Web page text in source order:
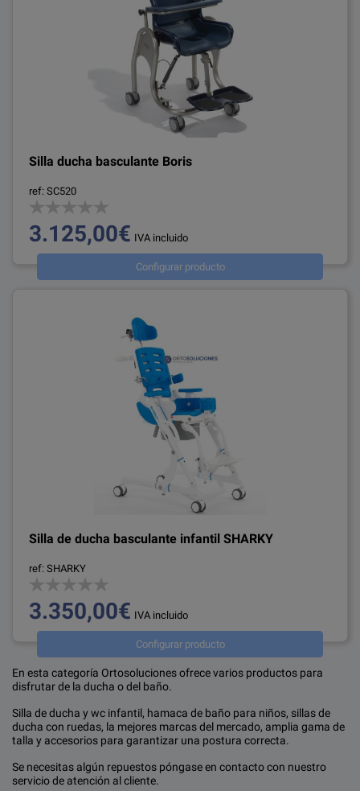
Silla ducha basculante Boris
ref: SC520
3.125,00€ IVA incluido
Configurar producto
Silla de ducha basculante infantil SHARKY
ref: SHARKY
3.350,00€ IVA incluido
Configurar producto
En esta categoría Ortosoluciones ofrece varios productos para
disfrutar de la ducha o del baño.
Silla de ducha y wc infantil, hamaca de baño para niños, sillas de
ducha con ruedas, la mejores marcas del mercado, amplia gama de
talla y accesorios para garantizar una postura correcta.
Se necesitas algún repuestos póngase en contacto con nuestro
servicio de atención al cliente.